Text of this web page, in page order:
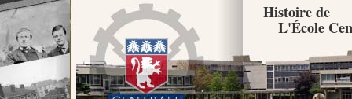
Histoire de
L'École